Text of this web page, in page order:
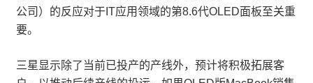
公司）的反应对于IT应用领域的第8.6代OLED面板至关重
要。
三星显示除了当前已投产的产线外，预计将积极拓展客